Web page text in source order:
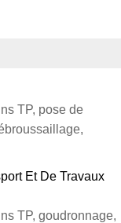
TP, pose de
Et De Travaux
TP, goudronnage,